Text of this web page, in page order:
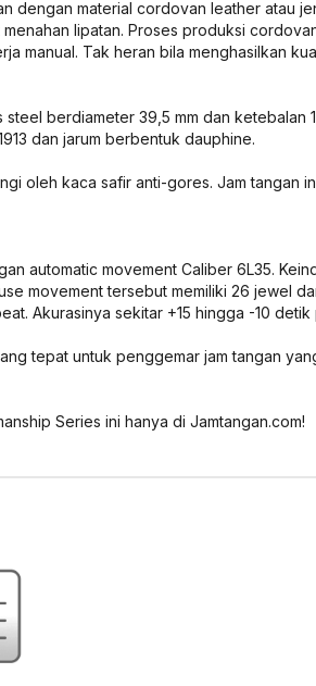
dengan material cordovan leather atau
lipatan. Proses produksi
manual. Tak heran bila menghasilkan
berdiameter 39,5 mm dan ketebalan
dan jarum berbentuk dauphine.
oleh kaca safir anti-gores. Jam tangan
automatic movement Caliber 6L35.
movement tersebut memiliki 26 jewel
Akurasinya sekitar +15 hingga -10 detik
tepat untuk penggemar jam tangan
Series ini hanya di Jamtangan.com!